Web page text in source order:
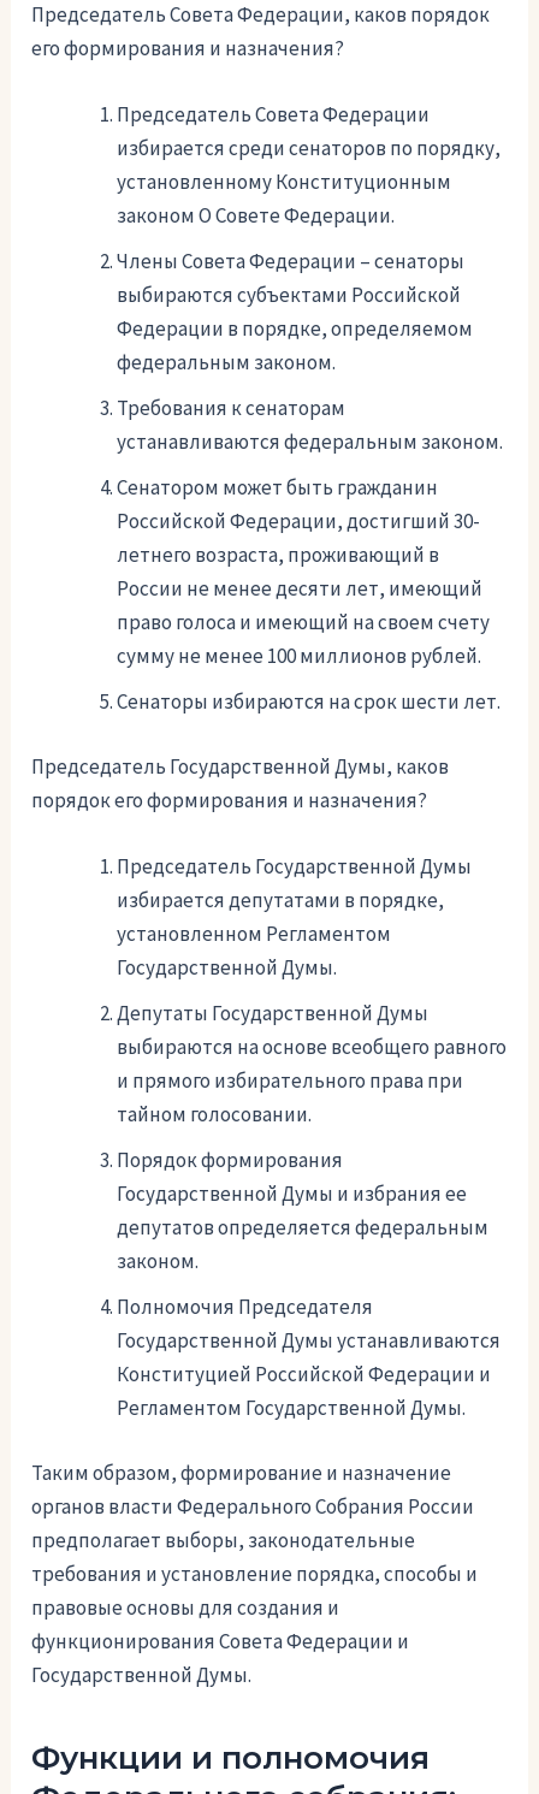
Председатель Совета Федерации, каков порядок
его формирования и назначения?
Председатель Совета Федерации
избирается среди сенаторов по порядку,
установленному Конституционным
законом О Совете Федерации.
Члены Совета Федерации – сенаторы
выбираются субъектами Российской
Федерации в порядке, определяемом
федеральным законом.
Требования к сенаторам
устанавливаются федеральным законом.
Сенатором может быть гражданин
Российской Федерации, достигший 30-
летнего возраста, проживающий в
России не менее десяти лет, имеющий
право голоса и имеющий на своем счету
сумму не менее 100 миллионов рублей.
Сенаторы избираются на срок шести лет.
Председатель Государственной Думы, каков
порядок его формирования и назначения?
Председатель Государственной Думы
избирается депутатами в порядке,
установленном Регламентом
Государственной Думы.
Депутаты Государственной Думы
выбираются на основе всеобщего равного
и прямого избирательного права при
тайном голосовании.
Порядок формирования
Государственной Думы и избрания ее
депутатов определяется федеральным
законом.
Полномочия Председателя
Государственной Думы устанавливаются
Конституцией Российской Федерации и
Регламентом Государственной Думы.
Таким образом, формирование и назначение
органов власти Федерального Собрания России
предполагает выборы, законодательные
требования и установление порядка, способы и
правовые основы для создания и
функционирования Совета Федерации и
Государственной Думы.
Функции и полномочия